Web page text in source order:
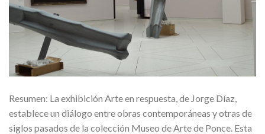
Resumen: La exhibición Arte en respuesta, de Jorge Díaz,
establece un diálogo entre obras contemporáneas y otras de
siglos pasados de la colección Museo de Arte de Ponce. Esta